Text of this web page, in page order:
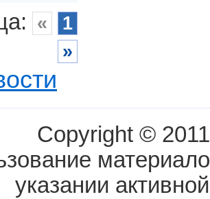
«
1
»
Copyright ©
указании